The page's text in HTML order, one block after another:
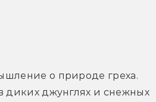
о природе греха.
диких джунглях и снежных